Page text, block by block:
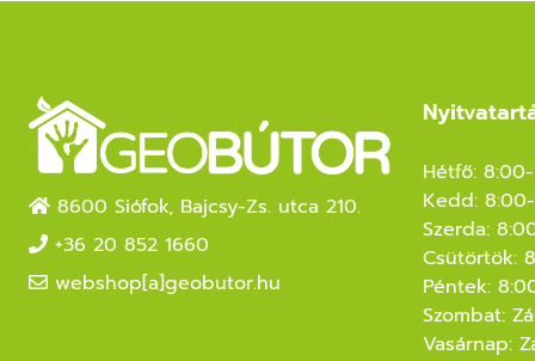
8600 Siófok, Bajcsy-Zs. utca 210.
+36 20 852 1660
webshop[a]geobutor.hu
Hétfő:
Kedd:
Szerda:
Csütörtök:
Péntek:
Szombat:
Vasárnap: